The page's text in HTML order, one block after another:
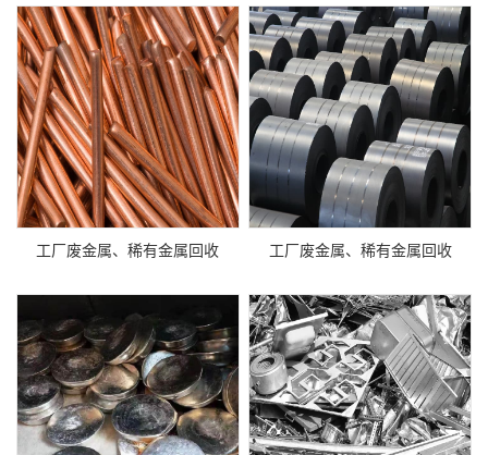
工厂废金属、稀有金属回收 工厂废金属、稀有金属回收